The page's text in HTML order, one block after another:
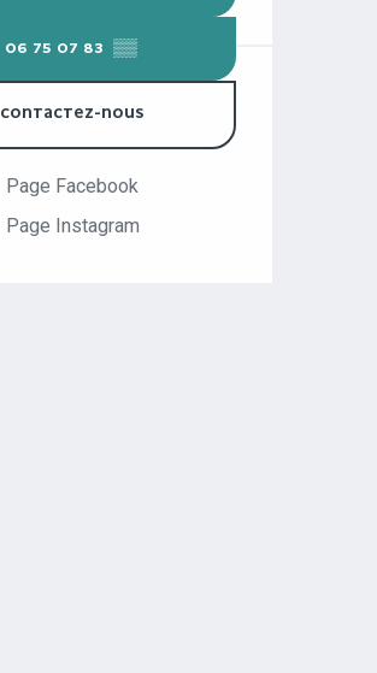
06 75 07 83 ▒▒
CONTACTEZ-NOUS
Page Facebook
Page Instagram